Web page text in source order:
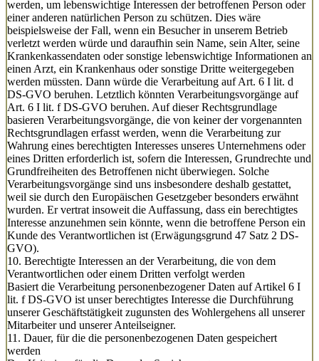
werden, um lebenswichtige Interessen der betroffenen Person oder
einer anderen natürlichen Person zu schützen. Dies wäre
beispielsweise der Fall, wenn ein Besucher in unserem Betrieb
verletzt werden würde und daraufhin sein Name, sein Alter, seine
Krankenkassendaten oder sonstige lebenswichtige Informationen an
einen Arzt, ein Krankenhaus oder sonstige Dritte weitergegeben
werden müssten. Dann würde die Verarbeitung auf Art. 6 I lit. d
DS-GVO beruhen. Letztlich könnten Verarbeitungsvorgänge auf
Art. 6 I lit. f DS-GVO beruhen. Auf dieser Rechtsgrundlage
basieren Verarbeitungsvorgänge, die von keiner der vorgenannten
Rechtsgrundlagen erfasst werden, wenn die Verarbeitung zur
Wahrung eines berechtigten Interesses unseres Unternehmens oder
eines Dritten erforderlich ist, sofern die Interessen, Grundrechte und
Grundfreiheiten des Betroffenen nicht überwiegen. Solche
Verarbeitungsvorgänge sind uns insbesondere deshalb gestattet,
weil sie durch den Europäischen Gesetzgeber besonders erwähnt
wurden. Er vertrat insoweit die Auffassung, dass ein berechtigtes
Interesse anzunehmen sein könnte, wenn die betroffene Person ein
Kunde des Verantwortlichen ist (Erwägungsgrund 47 Satz 2 DS-
GVO).
10. Berechtigte Interessen an der Verarbeitung, die von dem
Verantwortlichen oder einem Dritten verfolgt werden
Basiert die Verarbeitung personenbezogener Daten auf Artikel 6 I
lit. f DS-GVO ist unser berechtigtes Interesse die Durchführung
unserer Geschäftstätigkeit zugunsten des Wohlergehens all unserer
Mitarbeiter und unserer Anteilseigner.
11. Dauer, für die die personenbezogenen Daten gespeichert
werden